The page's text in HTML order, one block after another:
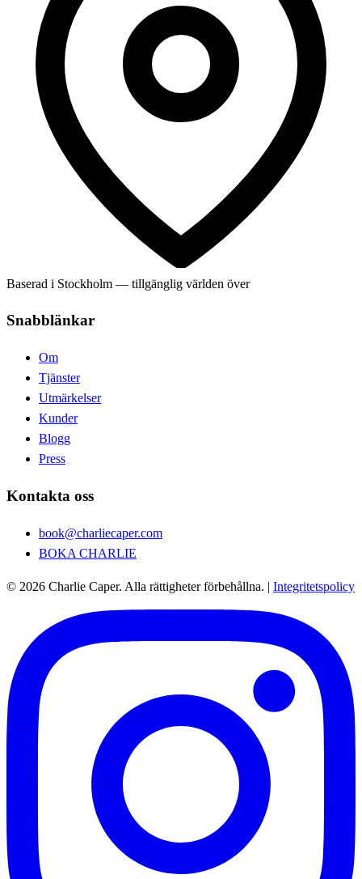
Baserad i Stockholm — tillgänglig världen över
Snabblänkar
Om
Tjänster
Utmärkelser
Kunder
Blogg
Press
Kontakta oss
book@charliecaper.com
BOKA CHARLIE
© 2026 Charlie Caper. Alla rättigheter förbehållna. | Integritetspolicy